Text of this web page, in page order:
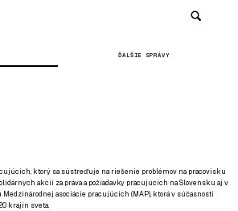
ĎALŠIE SPRÁVY
ktorý sa sústreďuje na riešenie problémov na pracovisku
akcií za práva a požiadavky pracujúcich na Slovensku aj v
asociácie pracujúcich (MAP), ktorá v súčasnosti
krajín sveta.